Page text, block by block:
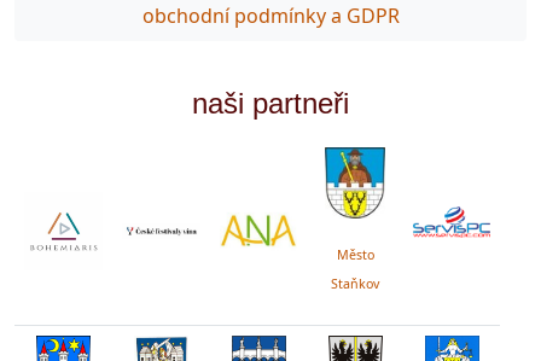
obchodní podmínky a GDPR
naši partneři
Město
Staňkov